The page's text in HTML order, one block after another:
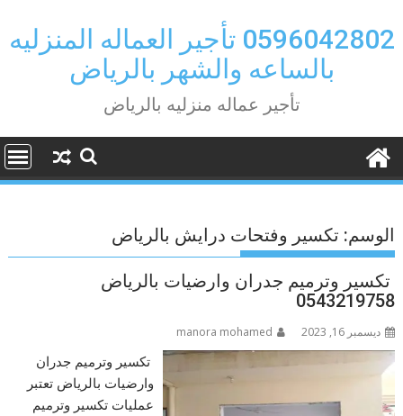
to
content
0596042802 تأجير العماله المنزليه
بالساعه والشهر بالرياض
تأجير عماله منزليه بالرياض
الوسم: تكسير وفتحات درايش بالرياض
تكسير وترميم جدران وارضيات بالرياض
0543219758
ديسمبر 16, 2023 manora mohamed
تكسير وترميم جدران
وارضيات بالرياض تعتبر
عمليات تكسير وترميم